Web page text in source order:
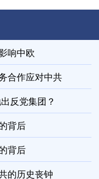
响中欧
合作应对中共
反党集团？
背后
背后
的历史丧钟